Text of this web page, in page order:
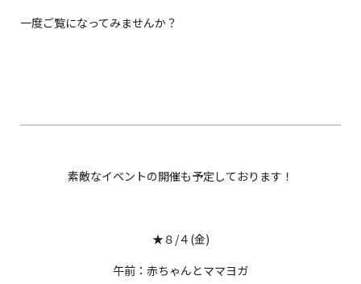
一度ご覧になってみませんか？
素敵なイベントの開催も予定しております！
★８/４(金)
午前：赤ちゃんとママヨガ